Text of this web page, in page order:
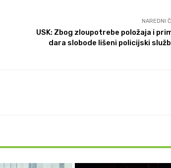
NAREDNI
USK: Zbog zloupotrebe položaja i
dara slobode lišeni policijski